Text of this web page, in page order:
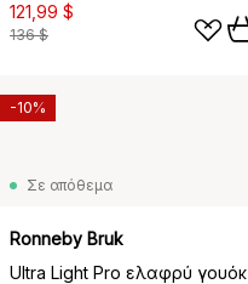
121,99 $
136 $
Σε απόθεμα
Ronneby Bruk
Ultra Light Pro ελαφρύ γουόκ
-10%